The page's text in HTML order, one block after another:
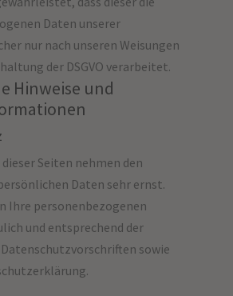
Daten unserer
nur nach unseren Weisungen
der DSGVO verarbeitet.
Hinweise und
Seiten nehmen den
Daten sehr ernst.
Ihre personenbezogenen
und entsprechend der
sowie